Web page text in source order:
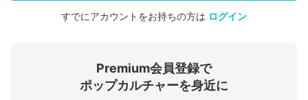
会員登録する
ログインする
すでにアカウントをお持ちの方は ログイン
Premium会員登録で
ポップカルチャーを身近に